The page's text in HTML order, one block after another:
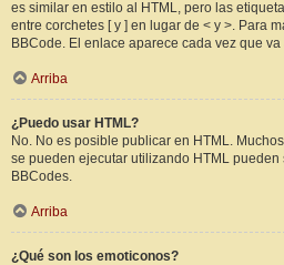
es similar en estilo al HTML, pero las
entre corchetes [ y ] en lugar de < y >. Para
BBCode. El enlace aparece cada vez que
Arriba
¿Puedo usar HTML?
No. No es posible publicar en HTML.
se pueden ejecutar utilizando HTML
BBCodes.
Arriba
¿Qué son los emoticonos?